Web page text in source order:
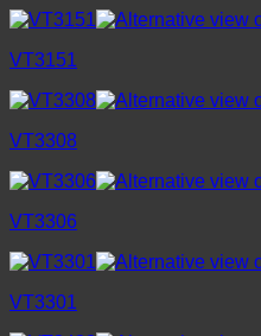
VT3151
VT3308
VT3306
VT3301